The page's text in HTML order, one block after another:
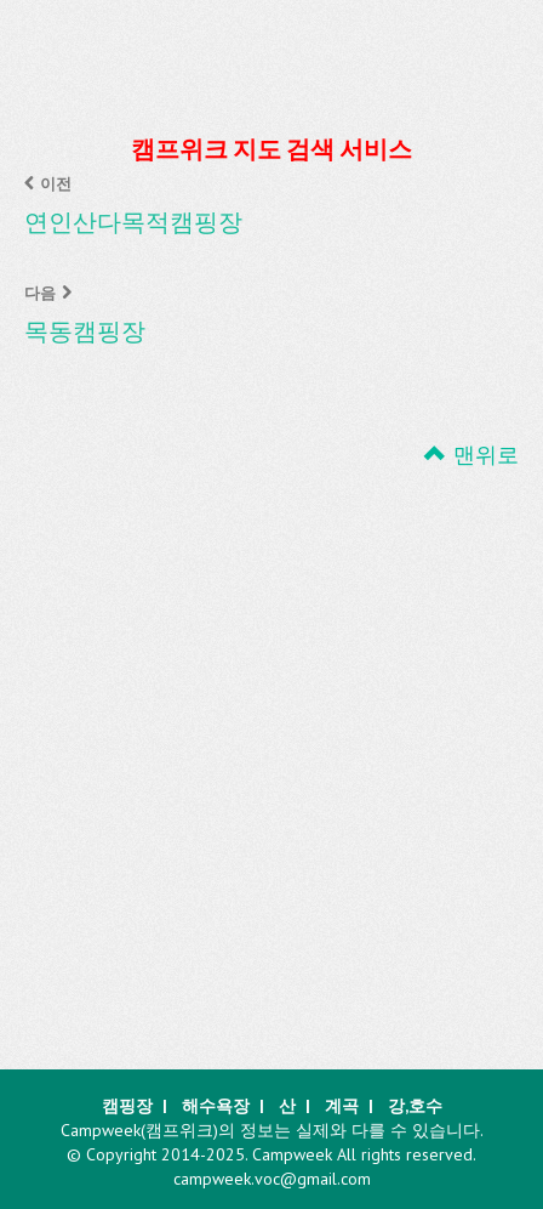
캠프위크 지도 검색 서비스
이전
연인산다목적캠핑장
다음
목동캠핑장
맨위로
캠핑장| 해수욕장| 산| 계곡|
강,호수
Campweek(캠프위크)의 정보는 실제와 다를 수 있습니다.
© Copyright 2014-2025. Campweek All rights reserved.
campweek.voc@gmail.com